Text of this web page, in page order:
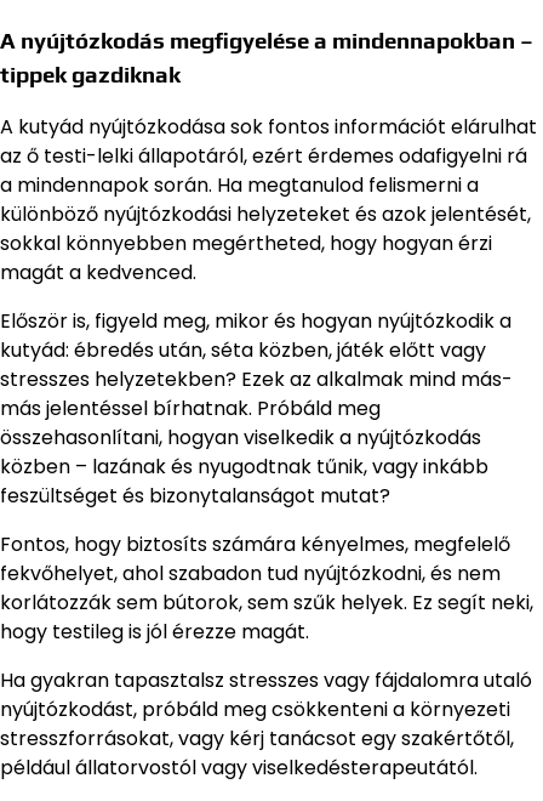
A nyújtózkodás megfigyelése a mindennapokban –
tippek gazdiknak
A kutyád nyújtózkodása sok fontos információt elárulhat
az ő testi-lelki állapotáról, ezért érdemes odafigyelni rá
a mindennapok során. Ha megtanulod felismerni a
különböző nyújtózkodási helyzeteket és azok jelentését,
sokkal könnyebben megértheted, hogy hogyan érzi
magát a kedvenced.
Először is, figyeld meg, mikor és hogyan nyújtózkodik a
kutyád: ébredés után, séta közben, játék előtt vagy
stresszes helyzetekben? Ezek az alkalmak mind más-
más jelentéssel bírhatnak. Próbáld meg
összehasonlítani, hogyan viselkedik a nyújtózkodás
közben – lazának és nyugodtnak tűnik, vagy inkább
feszültséget és bizonytalanságot mutat?
Fontos, hogy biztosíts számára kényelmes, megfelelő
fekvőhelyet, ahol szabadon tud nyújtózkodni, és nem
korlátozzák sem bútorok, sem szűk helyek. Ez segít neki,
hogy testileg is jól érezze magát.
Ha gyakran tapasztalsz stresszes vagy fájdalomra utaló
nyújtózkodást, próbáld meg csökkenteni a környezeti
stresszforrásokat, vagy kérj tanácsot egy szakértőtől,
például állatorvostól vagy viselkedésterapeutától.